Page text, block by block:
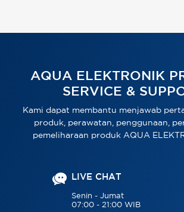
AQUA ELEKTRONIK
SERVICE &
Kami dapat membantu menjawab
produk, perawatan, penggunaan,
pemeliharaan produk AQUA
LIVE CHAT
Senin - Jumat
07:00 - 21:00 WIB